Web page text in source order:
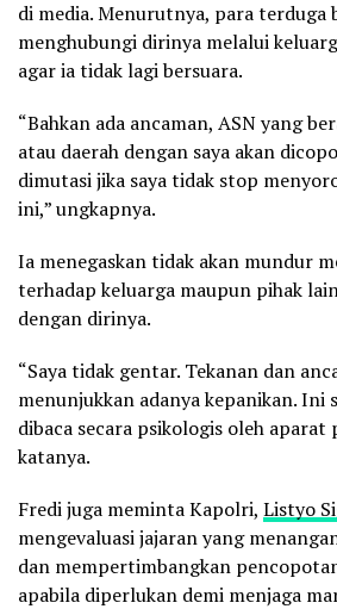
di media. Menurutnya, para terduga
menghubungi dirinya melalui
agar ia tidak lagi bersuara.
“Bahkan ada ancaman, ASN yang
atau daerah dengan saya akan
dimutasi jika saya tidak stop
ini,” ungkapnya.
Ia menegaskan tidak akan mundur
terhadap keluarga maupun pihak
dengan dirinya.
“Saya tidak gentar. Tekanan dan
menunjukkan adanya kepanikan. Ini
dibaca secara psikologis oleh aparat
katanya.
Fredi juga meminta Kapolri, Listyo
mengevaluasi jajaran yang
dan mempertimbangkan
apabila diperlukan demi menjaga